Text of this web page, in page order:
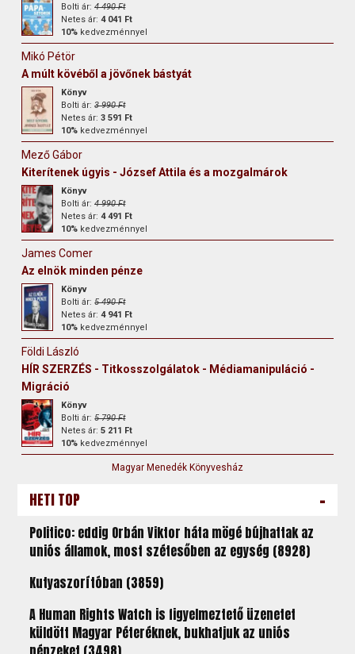
Bolti ár:4 490 Ft
Netes ár:4 041 Ft
10% kedvezménnyel
Mikó Pétör
A múlt kövéből a jövőnek bástyát
Könyv
Bolti ár:3 990 Ft
Netes ár:3 591 Ft
10% kedvezménnyel
Mező Gábor
Kiterítenek úgyis - József Attila és a mozgalmárok
Könyv
Bolti ár:4 990 Ft
Netes ár:4 491 Ft
10% kedvezménnyel
James Comer
Az elnök minden pénze
Könyv
Bolti ár:5 490 Ft
Netes ár:4 941 Ft
10% kedvezménnyel
Földi László
HÍR SZERZÉS - Titkosszolgálatok - Médiamanipuláció -
Migráció
Könyv
Bolti ár:5 790 Ft
Netes ár:5 211 Ft
10% kedvezménnyel
Magyar Menedék Könyvesház
HETI TOP -
Politico: eddig Orbán Viktor háta mögé bújhattak az
uniós államok, most szétesőben az egység (8928)
Kutyaszorítóban (3859)
A Human Rights Watch is figyelmeztető üzenetet
küldött Magyar Péteréknek, bukhatjuk az uniós